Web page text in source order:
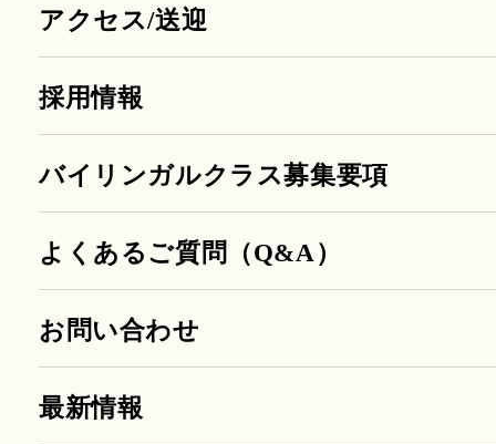
アクセス/送迎
採用情報
バイリンガルクラス募集要項
よくあるご質問（Q&A）
お問い合わせ
最新情報